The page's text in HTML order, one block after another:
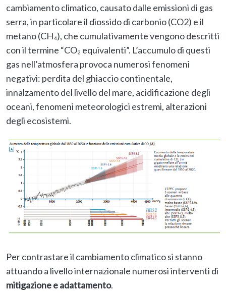
cambiamento climatico, causato dalle emissioni di gas
serra, in particolare il diossido di carbonio (CO2) e il
metano (CH₄), che cumulativamente vengono descritti
con il termine “CO₂ equivalenti”. L’accumulo di questi
gas nell’atmosfera provoca numerosi fenomeni
negativi: perdita del ghiaccio continentale,
innalzamento del livello del mare, acidificazione degli
oceani, fenomeni meteorologici estremi, alterazioni
degli ecosistemi.
Per contrastare il cambiamento climatico si stanno
attuando a livello internazionale numerosi interventi di
mitigazione e adattamento.